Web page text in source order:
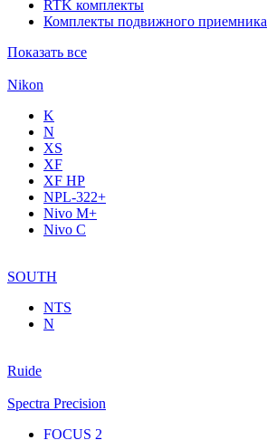
RTK комплекты
Комплекты подвижного приемника
Показать все
Nikon
K
N
XS
XF
XF НР
NPL-322+
Nivo M+
Nivo C
SOUTH
NTS
N
Ruide
Spectra Precision
FOCUS 2